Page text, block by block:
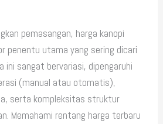
pemasangan, harga kanopi
penentu utama yang sering dicari
ini sangat bervariasi, dipengaruhi
(manual atau otomatis),
serta kompleksitas struktur
Memahami rentang harga terbaru